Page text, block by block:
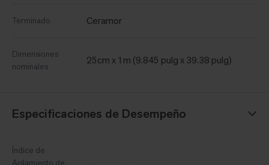
Terminado Ceramor
Dimensiones
nominales
25cm x 1m (9.845 pulg x 39.38 pulg)
Especificaciones de Desempeño
Índice de
Aislamiento de